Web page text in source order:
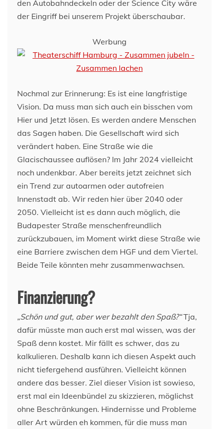
den Autobahndeckeln oder der Science City wäre
der Eingriff bei unserem Projekt überschaubar.
Werbung
Nochmal zur Erinnerung: Es ist eine langfristige
Vision. Da muss man sich auch ein bisschen vom
Hier und Jetzt lösen. Es werden andere Menschen
das Sagen haben. Die Gesellschaft wird sich
verändert haben. Eine Straße wie die
Glacischaussee auflösen? Im Jahr 2024 vielleicht
noch undenkbar. Aber bereits jetzt zeichnet sich
ein Trend zur autoarmen oder autofreien
Innenstadt ab. Wir reden hier über 2040 oder
2050. Vielleicht ist es dann auch möglich, die
Budapester Straße menschenfreundlich
zurückzubauen, im Moment wirkt diese Straße wie
eine Barriere zwischen dem HGF und dem Viertel.
Beide Teile könnten mehr zusammenwachsen.
Finanzierung?
„Schön und gut, aber wer bezahlt den Spaß?“Tja,
dafür müsste man auch erst mal wissen, was der
Spaß denn kostet. Mir fällt es schwer, das zu
kalkulieren. Deshalb kann ich diesen Aspekt auch
nicht tiefergehend ausführen. Vielleicht können
andere das besser. Ziel dieser Vision ist sowieso,
erst mal ein Ideenbündel zu skizzieren, möglichst
ohne Beschränkungen. Hindernisse und Probleme
aller Art würden eh kommen, für die muss man